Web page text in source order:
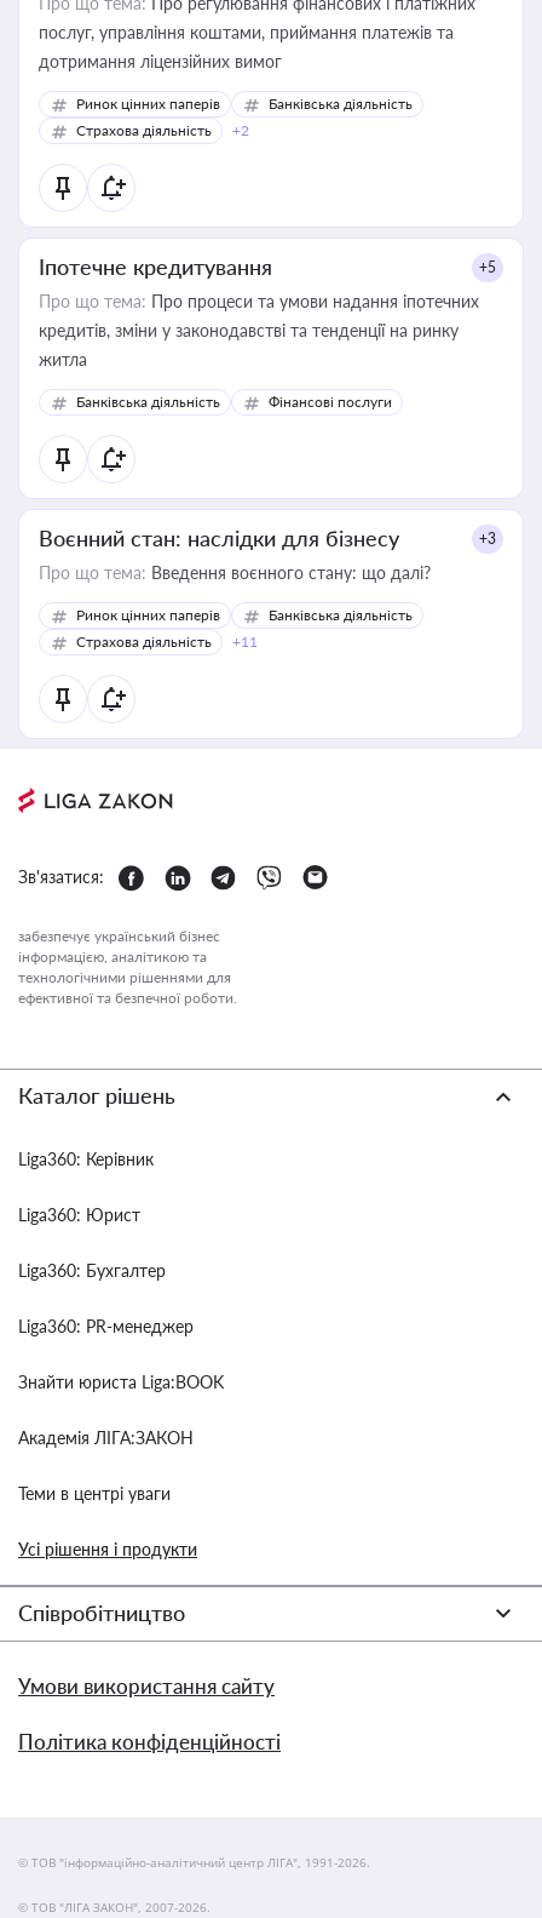
послуг, управління коштами, приймання платежів та
дотримання ліцензійних вимог
Ринок цінних паперів
Банківська діяльність
Страхова діяльність
+2
Іпотечне кредитування +5
Про що тема: Про процеси та умови надання іпотечних
кредитів, зміни у законодавстві та тенденції на ринку
житла
Банківська діяльність Фінансові послуги
Воєнний стан: наслідки для бізнесу +3
Про що тема: Введення воєнного стану: що далі?
Ринок цінних паперів
Банківська діяльність
Страхова діяльність
+11
Зв'язатися:
забезпечує український бізнес
інформацією, аналітикою та
технологічними рішеннями для
ефективної та безпечної роботи.
Каталог рішень
Liga360: Керівник
Liga360: Юрист
Liga360: Бухгалтер
Liga360: PR-менеджер
Знайти юриста Liga:BOOK
Академія ЛІГА:ЗАКОН
Теми в центрі уваги
Усі рішення і продукти
Співробітництво
Умови використання сайту
Політика конфіденційності
© ТОВ "інформаційно-аналітичний центр ЛІГА", 1991-2026.
© ТОВ "ЛІГА ЗАКОН", 2007-2026.